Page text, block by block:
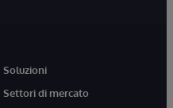
Soluzioni
Settori di mercato